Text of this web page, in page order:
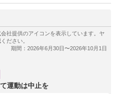
運動は中止を